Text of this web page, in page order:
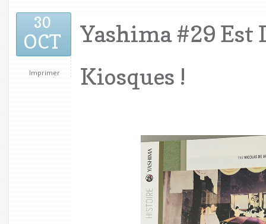
30
OCT
Imprimer
Yashima #29 Est
Kiosques !